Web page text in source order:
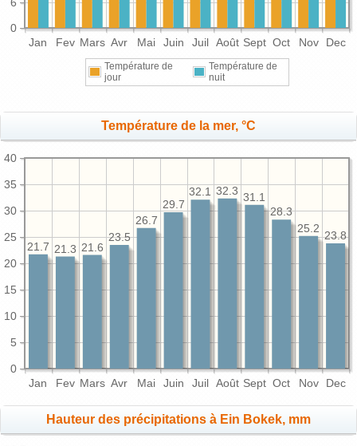
Jan Fev Mars Avr Mai Juin Juil Août Sept Oct Nov Dec
0
6
Température de
jour
Température de
nuit
Température de la mer, °C
Jan Fev Mars Avr Mai Juin Juil Août Sept Oct Nov Dec
0
5
10
15
20
25
30
35
40
23.8
25.2
28.3
31.1
32.3
32.1
29.7
26.7
23.5
21.6
21.3
21.7
Hauteur des précipitations à Ein Bokek, mm